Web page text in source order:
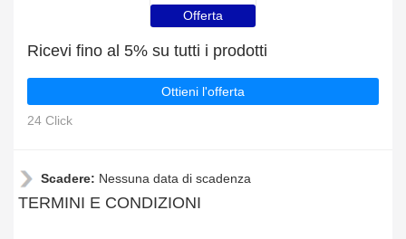
Offerta
Ricevi fino al 5% su tutti i prodotti
Ottieni l'offerta
24 Click
Scadere: Nessuna data di scadenza
TERMINI E CONDIZIONI